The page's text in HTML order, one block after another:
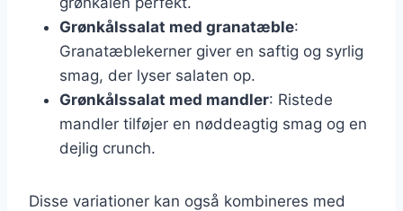
Grønkålssalat med granatæble:
Granatæblekerner giver en saftig og syrlig
smag, der lyser salaten op.
Grønkålssalat med mandler: Ristede
mandler tilføjer en nøddeagtig smag og en
dejlig crunch.
Disse variationer kan også kombineres med